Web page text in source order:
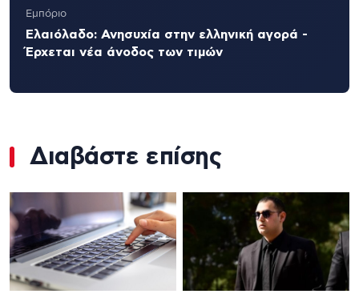
Εμπόριο
Ελαιόλαδο: Ανησυχία στην ελληνική αγορά -
Έρχεται νέα άνοδος των τιμών
Διαβάστε επίσης